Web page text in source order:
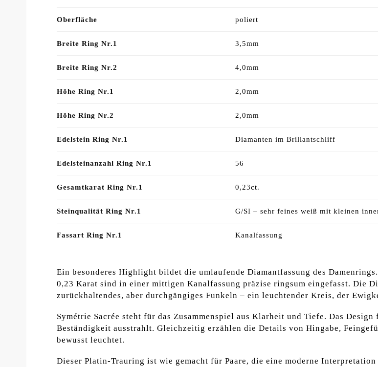
Oberfläche poliert
Breite Ring Nr.1 3,5mm
Breite Ring Nr.2 4,0mm
Höhe Ring Nr.1 2,0mm
Höhe Ring Nr.2 2,0mm
Edelstein Ring Nr.1 Diamanten im Brillantschliff
Edelsteinanzahl Ring Nr.1 56
Gesamtkarat Ring Nr.1 0,23ct.
Steinqualität Ring Nr.1 G/SI – sehr feines weiß mit kleinen
Fassart Ring Nr.1 Kanalfassung
Ein besonderes Highlight bildet die umlaufende Diamantfassung des
0,23 Karat sind in einer mittigen Kanalfassung präzise ringsum eingefasst. Die
zurückhaltendes, aber durchgängiges Funkeln – ein leuchtender Kreis, der
Symétrie Sacrée steht für das Zusammenspiel aus Klarheit und Tiefe. Das
Beständigkeit ausstrahlt. Gleichzeitig erzählen die Details von Hingabe,
bewusst leuchtet.
Dieser Platin-Trauring ist wie gemacht für Paare, die eine moderne